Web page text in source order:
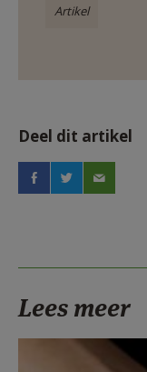
Artikel
Deel dit artikel
Lees meer